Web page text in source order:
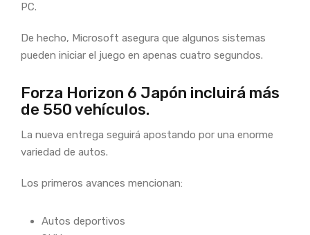
PC.
De hecho, Microsoft asegura que algunos sistemas
pueden iniciar el juego en apenas cuatro segundos.
Forza Horizon 6 Japón incluirá más
de 550 vehículos.
La nueva entrega seguirá apostando por una enorme
variedad de autos.
Los primeros avances mencionan:
Autos deportivos